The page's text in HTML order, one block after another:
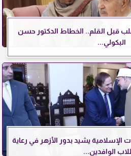
قبل القلم.. الخطاط الدكتور حسن
البكولي...
الإسلامية يشيد بدور الأزهر في رعاية
الوافدين...